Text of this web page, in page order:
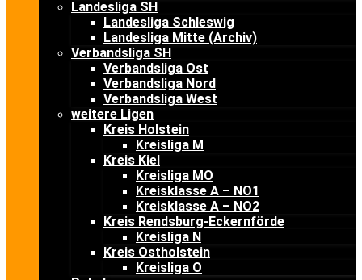
Landesliga SH
Landesliga Schleswig
Landesliga Mitte (Archiv)
Verbandsliga SH
Verbandsliga Ost
Verbandsliga Nord
Verbandsliga West
weitere Ligen
Kreis Holstein
Kreisliga M
Kreis Kiel
Kreisliga MO
Kreisklasse A – NO1
Kreisklasse A – NO2
Kreis Rendsburg-Eckernförde
Kreisliga N
Kreis Ostholstein
Kreisliga O